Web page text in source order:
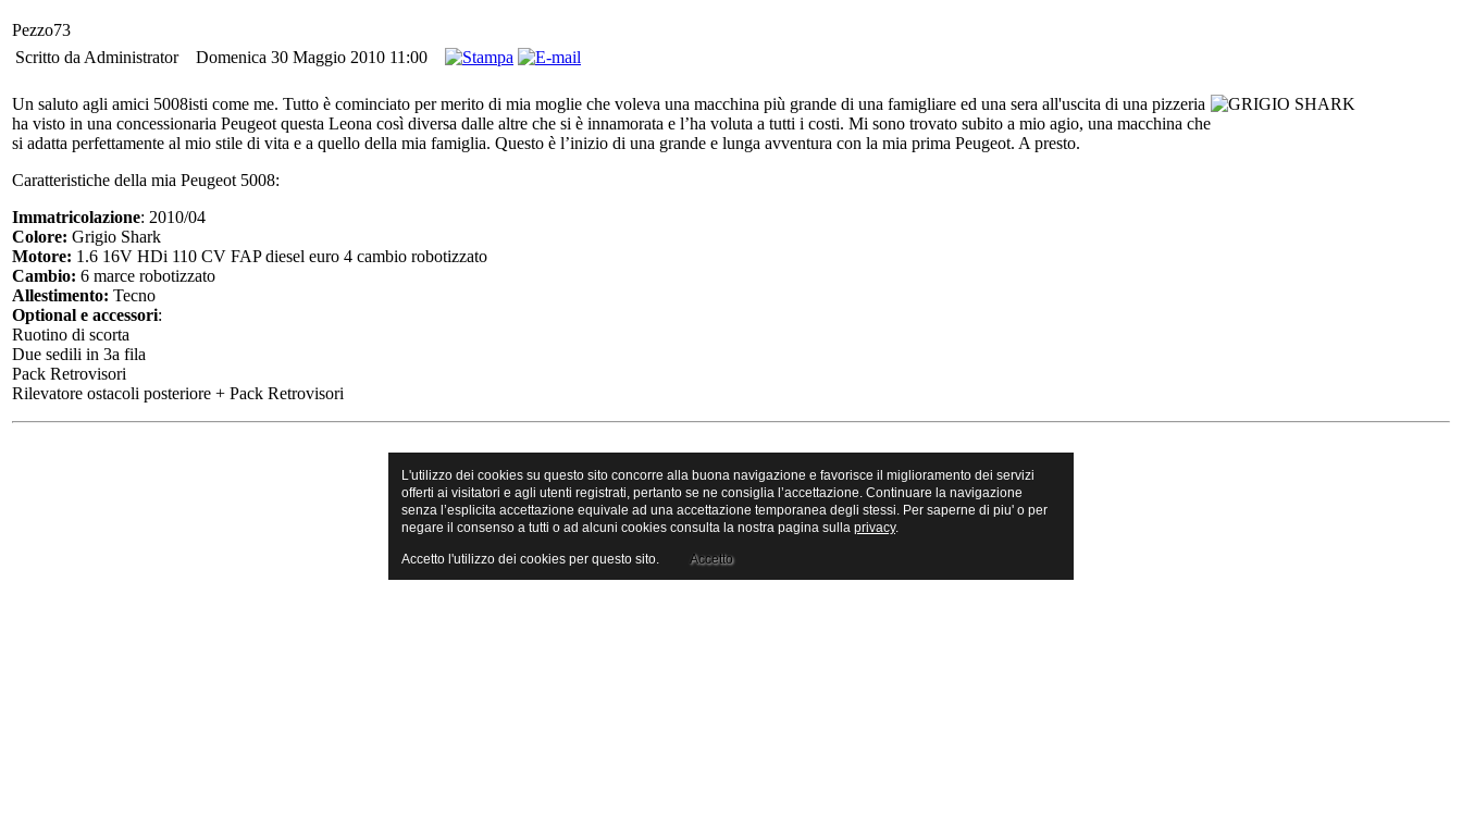
Pezzo73
Scritto da Administrator
Domenica 30 Maggio 2010 11:00
Un saluto agli amici 5008isti come me. Tutto è cominciato per merito di mia moglie che voleva una macchina più grande di una famigliare ed una sera all'uscita di una pizzeria
ha visto in una concessionaria Peugeot questa Leona così diversa dalle altre che si è innamorata e l’ha voluta a tutti i costi. Mi sono trovato subito a mio agio, una macchina che
si adatta perfettamente al mio stile di vita e a quello della mia famiglia. Questo è l’inizio di una grande e lunga avventura con la mia prima Peugeot. A presto.
Caratteristiche della mia Peugeot 5008:
Immatricolazione: 2010/04
Colore: Grigio Shark
Motore: 1.6 16V HDi 110 CV FAP diesel euro 4 cambio robotizzato
Cambio: 6 marce robotizzato
Allestimento: Tecno
Optional e accessori:
Ruotino di scorta
Due sedili in 3a fila
Pack Retrovisori
Rilevatore ostacoli posteriore + Pack Retrovisori